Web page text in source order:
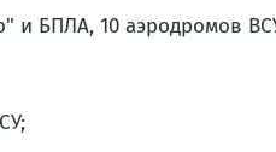
и БПЛА, 10 аэродромов